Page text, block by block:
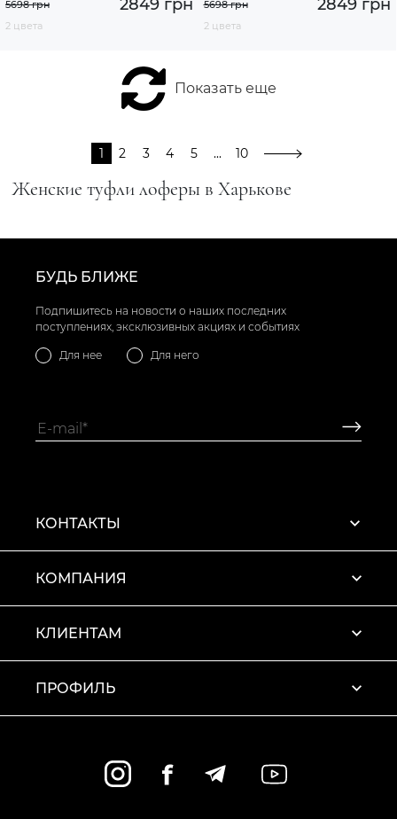
Женские туфли лоферы в Харькове
2849 грн
5698 грн
2 цвета
2849 грн
5698 грн
2 цвета
Показать еще
1 2 3 4 5 ... 10
БУДЬ БЛИЖЕ
Подпишитесь на новости о наших последних
поступлениях, эксклюзивных акциях и событиях
Для нее Для него
КОНТАКТЫ
КОМПАНИЯ
КЛИЕНТАМ
ПРОФИЛЬ